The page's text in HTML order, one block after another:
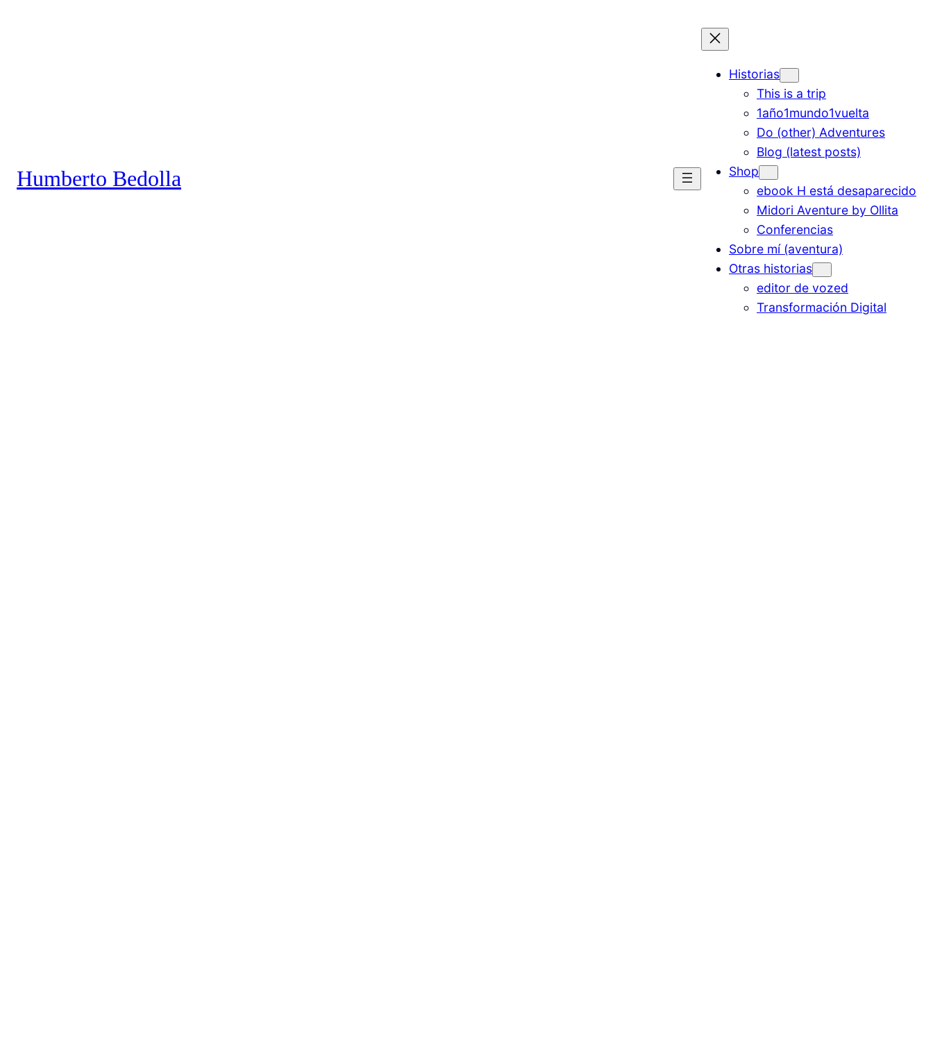
Humberto Bedolla
Historias
This is a trip
1año1mundo1vuelta
Do (other) Adventures
Blog (latest posts)
Shop
ebook H está desaparecido
Midori Aventure by Ollita
Conferencias
Sobre mí (aventura)
Otras historias
editor de vozed
Transformación Digital